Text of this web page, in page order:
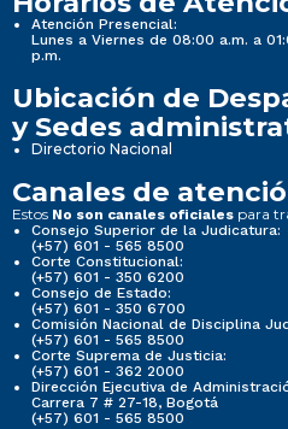
Atención Presencial:
Lunes a Viernes de 08:00 a.m. a
p.m.
Ubicación de
y Sedes
Directorio Nacional
Canales de
Estos No son canales oficiales para
Consejo Superior de la Judicatura:
(+57) 601 - 565 8500
Corte Constitucional:
(+57) 601 - 350 6200
Consejo de Estado:
(+57) 601 - 350 6700
Comisión Nacional de Disciplina
(+57) 601 - 565 8500
Corte Suprema de Justicia:
(+57) 601 - 362 2000
Dirección Ejecutiva de
Carrera 7 # 27-18, Bogotá
(+57) 601 - 565 8500